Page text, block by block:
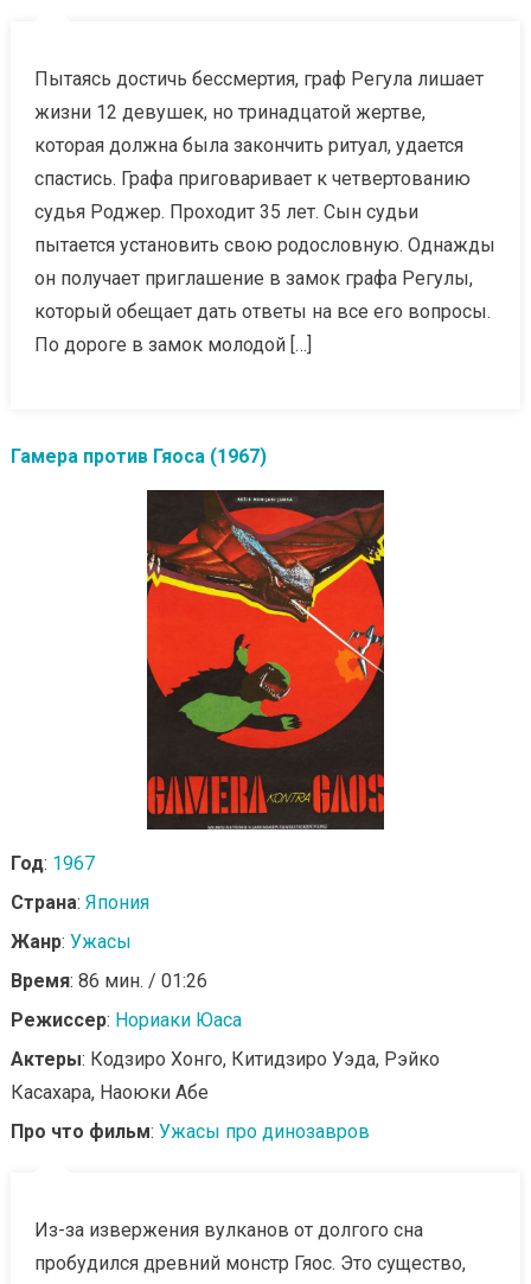
Пытаясь достичь бессмертия, граф Регула лишает
жизни 12 девушек, но тринадцатой жертве,
которая должна была закончить ритуал, удается
спастись. Графа приговаривает к четвертованию
судья Роджер. Проходит 35 лет. Сын судьи
пытается установить свою родословную. Однажды
он получает приглашение в замок графа Регулы,
который обещает дать ответы на все его вопросы.
По дороге в замок молодой […]
Гамера против Гяоса (1967)
Год: 1967
Страна: Япония
Жанр: Ужасы
Время: 86 мин. / 01:26
Режиссер: Нориаки Юаса
Актеры: Кодзиро Хонго, Китидзиро Уэда, Рэйко
Касахара, Наоюки Абе
Про что фильм: Ужасы про динозавров
Из-за извержения вулканов от долгого сна
пробудился древний монстр Гяос. Это существо,